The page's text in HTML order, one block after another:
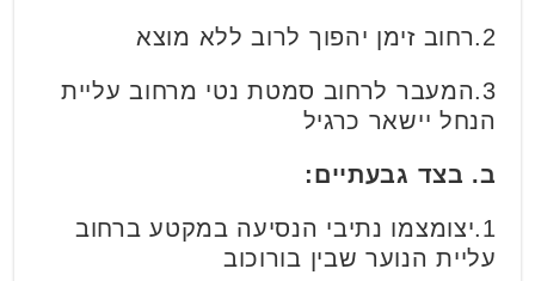
2.רחוב זימן יהפוך לרוב ללא מוצא
3.המעבר לרחוב סמטת נטי מרחוב עליית
הנחל יישאר כרגיל
ב. בצד גבעתיים:
1.יצומצמו נתיבי הנסיעה במקטע ברחוב
עליית הנוער שבין בורוכוב